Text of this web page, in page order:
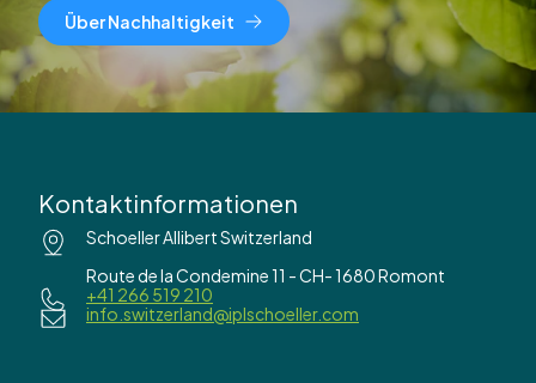
Über Nachhaltigkeit
Kontaktinformationen
Schoeller Allibert Switzerland
Route de la Condemine 11 - CH- 1680 Romont
+41 266 519 210
info.switzerland@iplschoeller.com